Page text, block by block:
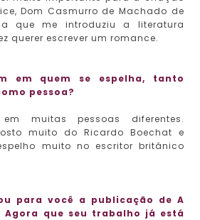
Dom Casmurro de Machado de
que me introduziu a literatura
querer escrever um romance.
em quem se espelha, tanto
pessoa?
muitas pessoas diferentes.
muito do Ricardo Boechat e
muito no escritor britânico
para você a publicação de A
Agora que seu trabalho já está